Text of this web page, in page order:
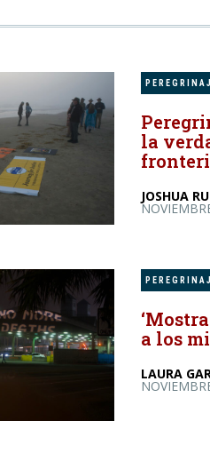
la
JOSHUA
a los
LAURA